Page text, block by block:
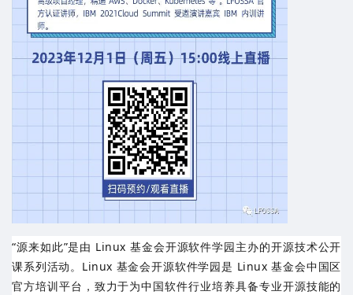
“源来如此”是由 Linux 基金会开源软件学园主办的开源技术公开
课系列活动。Linux 基金会开源软件学园是 Linux 基金会中国区
官方培训平台，致力于为中国软件行业培养具备专业开源技能的